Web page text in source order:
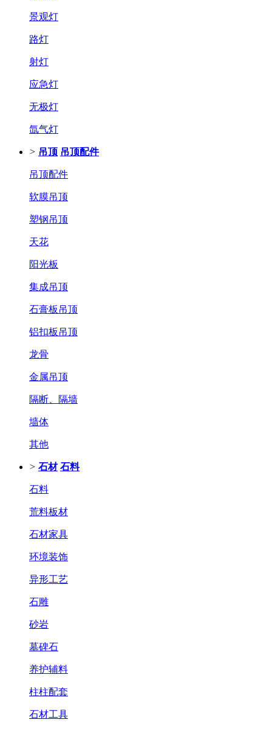
景观灯
路灯
射灯
应急灯
无极灯
氙气灯
> 吊顶 吊顶配件
吊顶配件
软膜吊顶
塑钢吊顶
天花
阳光板
集成吊顶
石膏板吊顶
铝扣板吊顶
龙骨
金属吊顶
隔断、隔墙
墙体
其他
> 石材 石料
石料
荒料板材
石材家具
环境装饰
异形工艺
石雕
砂岩
墓碑石
养护辅料
柱柱配套
石材工具